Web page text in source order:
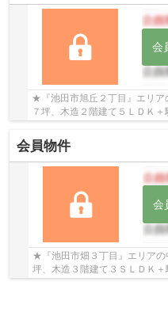
会
★『池田市旭丘２丁目』エリ
７坪、木造２階建て５ＬＤＫ
室内外リフォーム済み物件で
会員物件
会
★『池田市畑３丁目』エリア
坪、木造３階建て３ＳＬＤＫ
の築浅物件、日当たり・眺望良